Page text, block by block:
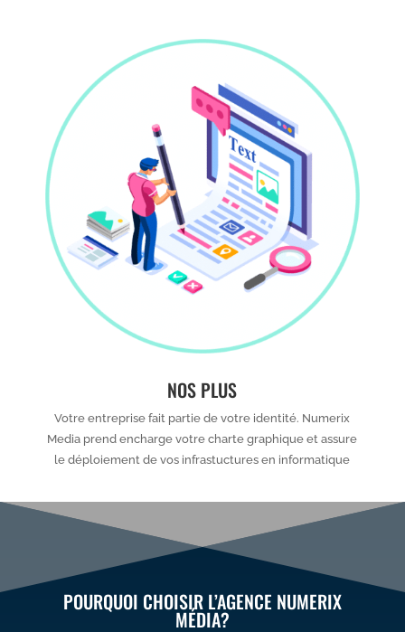
NOS PLUS
Votre entreprise fait partie de votre identité. Numerix
Media prend encharge votre charte graphique et assure
le déploiement de vos infrastuctures en informatique
POURQUOI CHOISIR L’AGENCE NUMERIX
MÉDIA?